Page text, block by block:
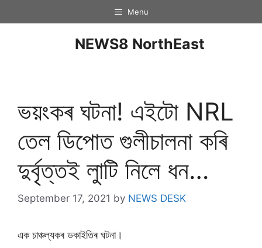
Menu
NEWS8 NorthEast
ভয়ংকৰ ঘটনা! এইটো NRL
তেল ডিপোত গুলীচালনা কৰি
দুৰ্বৃত্তই লাুটি নিলে ধন…
September 17, 2021 by NEWS DESK
এক চাঞ্চল্যকৰ ডকাইতিৰ ঘটনা।